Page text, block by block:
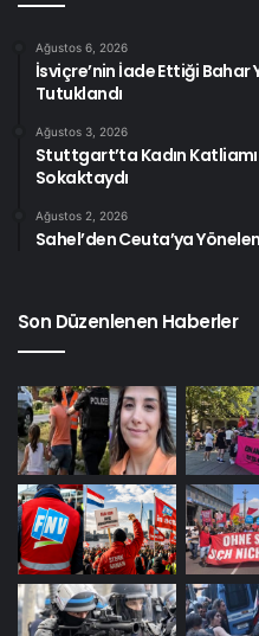
Ağustos 6, 2026
İsviçre’nin İade Ettiği Bahar
Tutuklandı
Ağustos 3, 2026
Stuttgart’ta Kadın
Sokaktaydı
Ağustos 2, 2026
Sahel’den Ceuta’ya
Son Düzenlenen Haberler